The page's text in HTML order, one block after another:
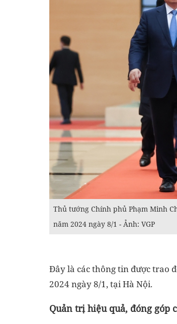
Thủ tướng Chính phủ Phạm Minh
năm 2024 ngày 8/1 - Ảnh: VGP
Đây là các thông tin được trao
2024 ngày 8/1, tại Hà Nội.
Quản trị hiệu quả, đóng góp